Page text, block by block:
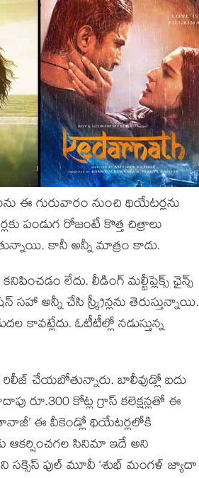
గురువారం నుంచి థియేటర్లను
పండుగ రోజంటే కొత్త చిత్రాలు
కానీ అన్నీ మాత్రం కాదు.
లేదు. లీడింగ్ మల్టీప్లెక్స్ ఛైన్స్
అన్నీ చేసి స్క్రీన్లను తెరుస్తున్నాయి.
కావట్లేదు. ఓటీటీల్లో నడుస్తున్న
చేయబోతున్నారు. బాలీవుడ్లో ఐదు
రూ.300 కోట్ల గ్రాస్ కలెక్షన్లతో ఈ
ఈ వీకెండ్లో థియేటర్లలోకి
ఆకర్షించగల సినిమా ఇదే అని
సక్సెస్ ఫుల్ మూవీ ‘శుభ్ మంగళ్ జ్యాదా